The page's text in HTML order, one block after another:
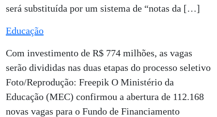
será substituída por um sistema de “notas da […]
Educação
Com investimento de R$ 774 milhões, as vagas
serão divididas nas duas etapas do processo seletivo
Foto/Reprodução: Freepik O Ministério da
Educação (MEC) confirmou a abertura de 112.168
novas vagas para o Fundo de Financiamento